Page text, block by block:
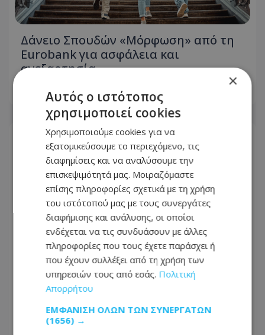
Δάνειο Σπουδών «Μόρφωση» από τη
Eurobank για ασφάλεια και
ανεξαρτησία
27.07.2026 - 10:50
Craft μπύρες, live μουσική και
διασκέδαση: Το φεστιβάλ που αξίζει
να βάλεις στην ατζέντα σου
×
Αυτός ο ιστότοπος
χρησιμοποιεί cookies
Χρησιμοποιούμε cookies για να
εξατομικεύσουμε το περιεχόμενο, τις
διαφημίσεις και να αναλύσουμε την
επισκεψιμότητά μας. Μοιραζόμαστε
επίσης πληροφορίες σχετικά με τη χρήση
του ιστότοπού μας με τους συνεργάτες
διαφήμισης και ανάλυσης, οι οποίοι
ενδέχεται να τις συνδυάσουν με άλλες
πληροφορίες που τους έχετε παράσχει ή
που έχουν συλλέξει από τη χρήση των
υπηρεσιών τους από εσάς. Πολιτική
Απορρήτου
ΕΜΦΆΝΙΣΗ ΌΛΩΝ ΤΩΝ ΣΥΝΕΡΓΑΤΏΝ
(1656) →